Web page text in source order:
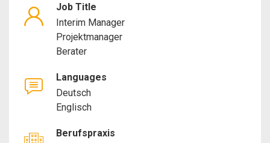
Job Title
Interim Manager
Projektmanager
Berater
Languages
Deutsch
Englisch
Berufspraxis